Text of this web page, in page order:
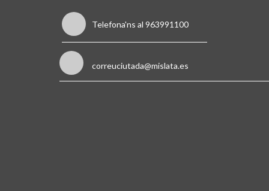
Telefona'ns al 963991100
correuciutada@mislata.es